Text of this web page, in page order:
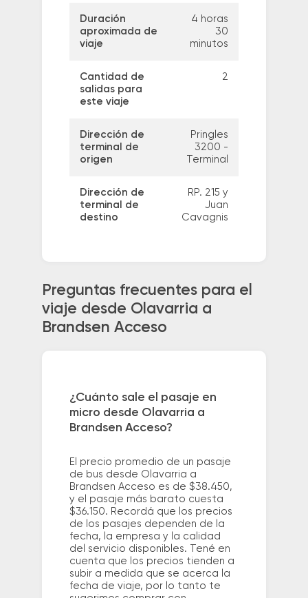
Duración
aproximada de
viaje
4 horas
30
minutos
Cantidad de
salidas para
este viaje
2
Dirección de
terminal de
origen
Pringles
3200 -
Terminal
Dirección de
terminal de
destino
RP. 215 y
Juan
Cavagnis
Preguntas frecuentes para el
viaje desde Olavarria a
Brandsen Acceso
¿Cuánto sale el pasaje en
micro desde Olavarria a
Brandsen Acceso?
El precio promedio de un pasaje
de bus desde Olavarria a
Brandsen Acceso es de $38.450,
y el pasaje más barato cuesta
$36.150. Recordá que los precios
de los pasajes dependen de la
fecha, la empresa y la calidad
del servicio disponibles. Tené en
cuenta que los precios tienden a
subir a medida que se acerca la
fecha de viaje, por lo tanto te